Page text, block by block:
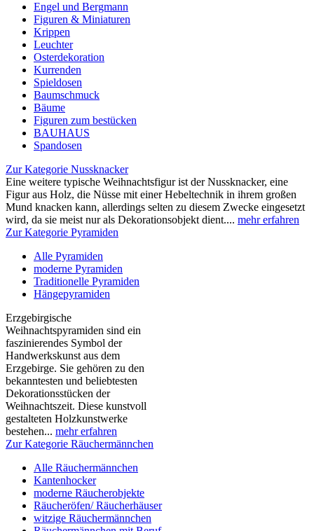
Engel und Bergmann
Figuren & Miniaturen
Krippen
Leuchter
Osterdekoration
Kurrenden
Spieldosen
Baumschmuck
Bäume
Figuren zum bestücken
BAUHAUS
Spandosen
Zur Kategorie Nussknacker
Eine weitere typische Weihnachtsfigur ist der Nussknacker, eine
Figur aus Holz, die Nüsse mit einer Hebeltechnik in ihrem großen
Mund knacken kann, allerdings selten zu diesem Zwecke eingesetzt
wird, da sie meist nur als Dekorationsobjekt dient.... mehr erfahren
Zur Kategorie Pyramiden
Alle Pyramiden
moderne Pyramiden
Traditionelle Pyramiden
Hängepyramiden
Erzgebirgische
Weihnachtspyramiden sind ein
faszinierendes Symbol der
Handwerkskunst aus dem
Erzgebirge. Sie gehören zu den
bekanntesten und beliebtesten
Dekorationsstücken der
Weihnachtszeit. Diese kunstvoll
gestalteten Holzkunstwerke
bestehen... mehr erfahren
Zur Kategorie Räuchermännchen
Alle Räuchermännchen
Kantenhocker
moderne Räucherobjekte
Räucheröfen/ Räucherhäuser
witzige Räuchermännchen